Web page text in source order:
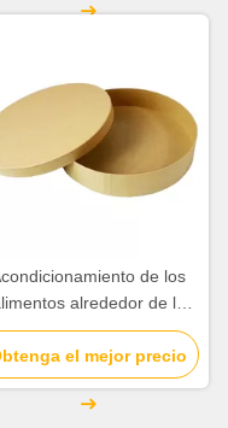
de los
alrededor de la
de papel, impresión en
impresa de las cajas
de presentación
el mejor precio